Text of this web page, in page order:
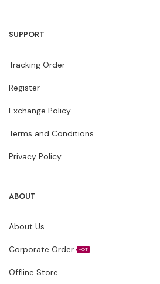
SUPPORT
Tracking Order
Register
Exchange Policy
Terms and Conditions
Privacy Policy
ABOUT
About Us
Corporate Order HOT
Offline Store